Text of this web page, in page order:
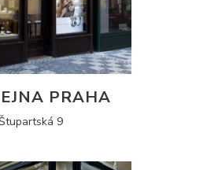
PRAHA
9